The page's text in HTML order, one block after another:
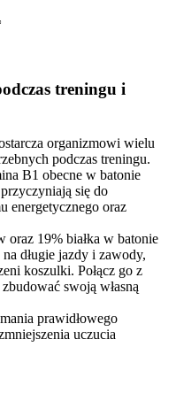
treningu i
organizmowi wielu
podczas treningu.
B1 obecne w batonie
się do
energetycznego oraz
oraz 19% białka w batonie
długie jazdy i zawody,
koszulki. Połącz go z
swoją własną
prawidłowego
uczucia